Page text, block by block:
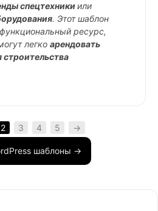
спецтехникиили
. Этот шаблон
ресурс,
легко арендовать
строительства
2 3 4 5 →
шаблоны →